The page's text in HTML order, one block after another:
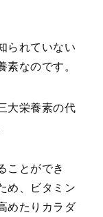
られていない
素なのです。
大栄養素の代
ことができ
め、ビタミン
めたりカラダ